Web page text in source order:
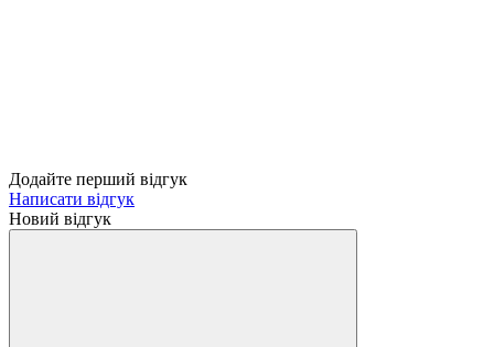
Додайте перший відгук
Написати відгук
Новий відгук